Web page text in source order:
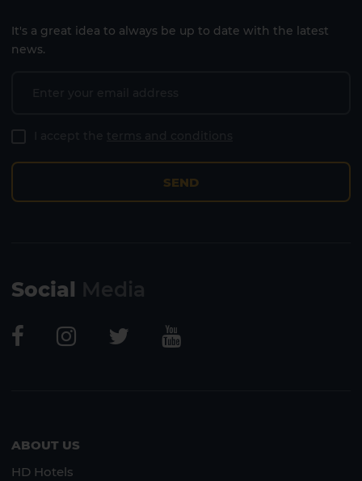
It's a great idea to always be up to date with the latest
news.
SEND
Social
ABOUT US
HD Hotels